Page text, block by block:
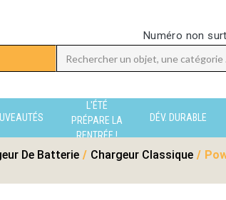
Numéro non
L'ÉTÉ
PRÉPARE LA
RENTRÉE !
DÉV. DURABLE
De Batterie / Chargeur Classique /